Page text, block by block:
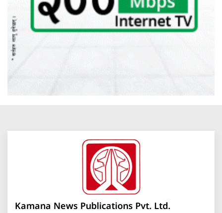
Kamana News Publications Pvt. Ltd.